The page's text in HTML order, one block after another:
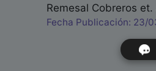
Remesal Cobreros et.
Fecha Publicación: 23/